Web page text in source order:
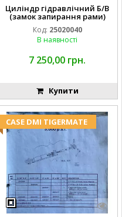
Циліндр гідравлічний Б/В
(замок запирання рами)
2''X4'' 25320040
Код: 25020040
В наявності
7 250,00 грн.
Купити
CASE DMI TIGERMATE